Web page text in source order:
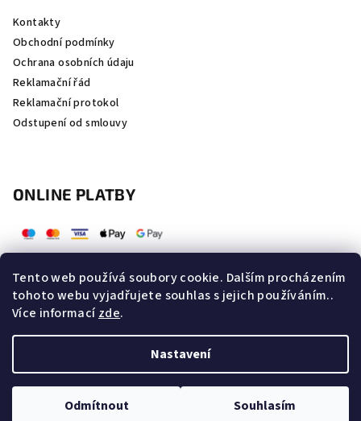
Tento web používá soubory cookie. Dalším procházením
tohoto webu vyjadřujete souhlas s jejich používáním..
Více informacízde.
Nastavení
Odmítnout Souhlasím
Kontakty
Obchodní podmínky
Ochrana osobních údaju
Reklamační řád
Reklamační protokol
Odstupení od smlouvy
ONLINE PLATBY
Zdraviafit.cz